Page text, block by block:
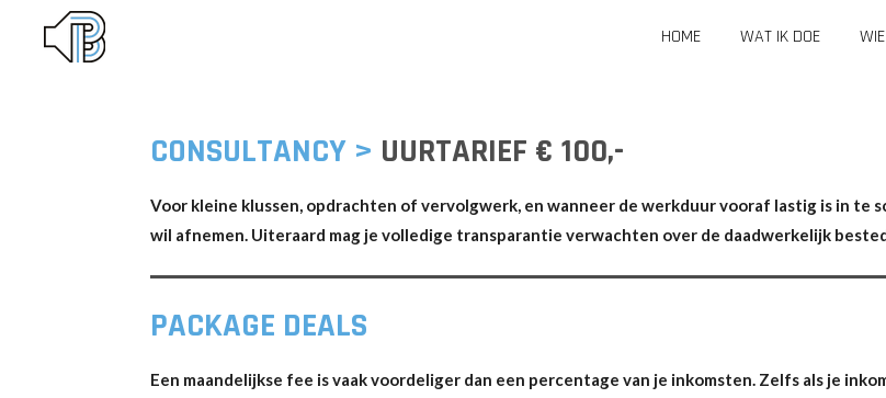
direct
HOME WAT IK DOE
CONSULTANCY > UURTARIEF € 100,-
Voor kleine klussen, opdrachten of vervolgwerk, en wanneer de werkduur vooraf lastig is in te
wil afnemen. Uiteraard mag je volledige transparantie verwachten over de daadwerkelijk
PACKAGE DEALS
Een maandelijkse fee is vaak voordeliger dan een percentage van je inkomsten. Zelfs als je